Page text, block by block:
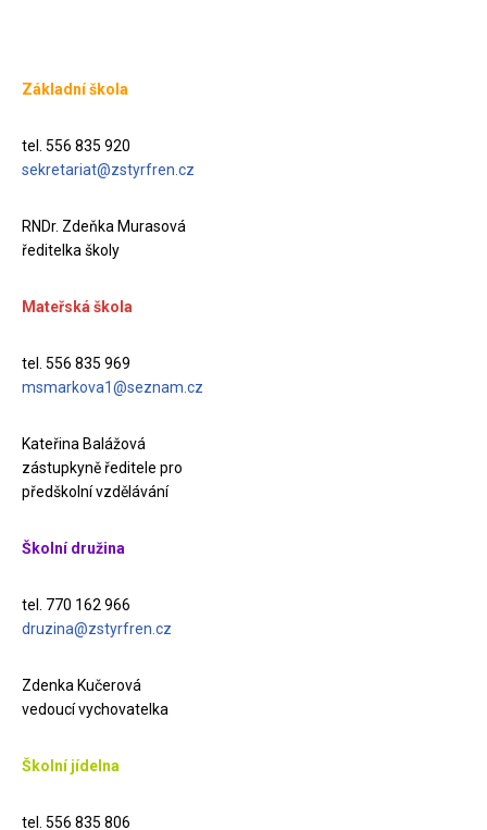
Základní škola
tel. 556 835 920
sekretariat@zstyrfren.cz
RNDr. Zdeňka Murasová
ředitelka školy
Mateřská škola
tel. 556 835 969
msmarkova1@seznam.cz
Kateřina Balážová
zástupkyně ředitele pro
předškolní vzdělávání
Školní družina
tel. 770 162 966
druzina@zstyrfren.cz
Zdenka Kučerová
vedoucí vychovatelka
Školní jídelna
tel. 556 835 806